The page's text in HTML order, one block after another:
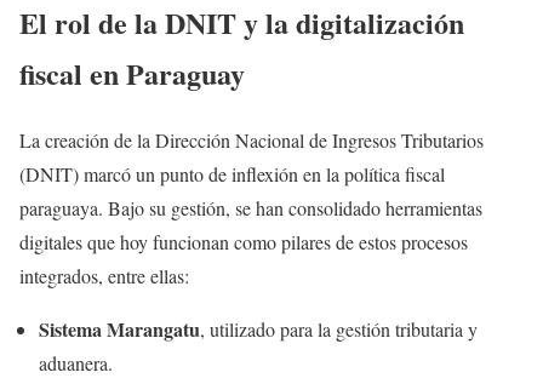
El rol de la DNIT y la digitalización
fiscal en Paraguay
La creación de la Dirección Nacional de Ingresos Tributarios
(DNIT) marcó un punto de inflexión en la política fiscal
paraguaya. Bajo su gestión, se han consolidado herramientas
digitales que hoy funcionan como pilares de estos procesos
integrados, entre ellas:
Sistema Marangatu, utilizado para la gestión tributaria y
aduanera.